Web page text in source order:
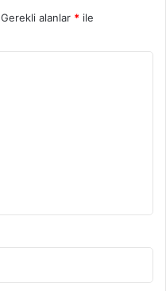
Gerekli alanlar * ile